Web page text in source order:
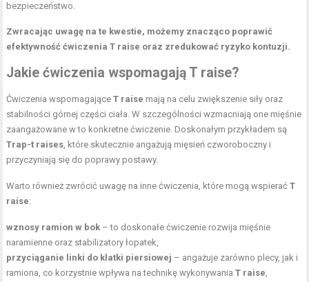
bezpieczeństwo.
Zwracając uwagę na te kwestie, możemy znacząco poprawić
efektywność ćwiczenia T raise oraz zredukować ryzyko kontuzji.
Jakie ćwiczenia wspomagają T raise?
Ćwiczenia wspomagająceT raise mają na celu zwiększenie siły oraz
stabilności górnej części ciała. W szczególności wzmacniają one mięśnie
zaangażowane w to konkretne ćwiczenie. Doskonałym przykładem są
Trap-t raises, które skutecznie angażują mięsień czworoboczny i
przyczyniają się do poprawy postawy.
Warto również zwrócić uwagę na inne ćwiczenia, które mogą wspieraćT
raise:
wznosy ramion w bok – to doskonałe ćwiczenie rozwija mięśnie
naramienne oraz stabilizatory łopatek,
przyciąganie linki do klatki piersiowej – angażuje zarówno plecy, jak i
ramiona, co korzystnie wpływa na technikę wykonywaniaT raise,